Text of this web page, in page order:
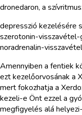
dronedaron, a
depresszió kezelésére
szerotonin-
noradrenalin-
Amennyiben a fentiek
ezt kezelőorvosának a
mert fokozhatja a
kezeli-e Önt ezzel a
megfigyelés alá